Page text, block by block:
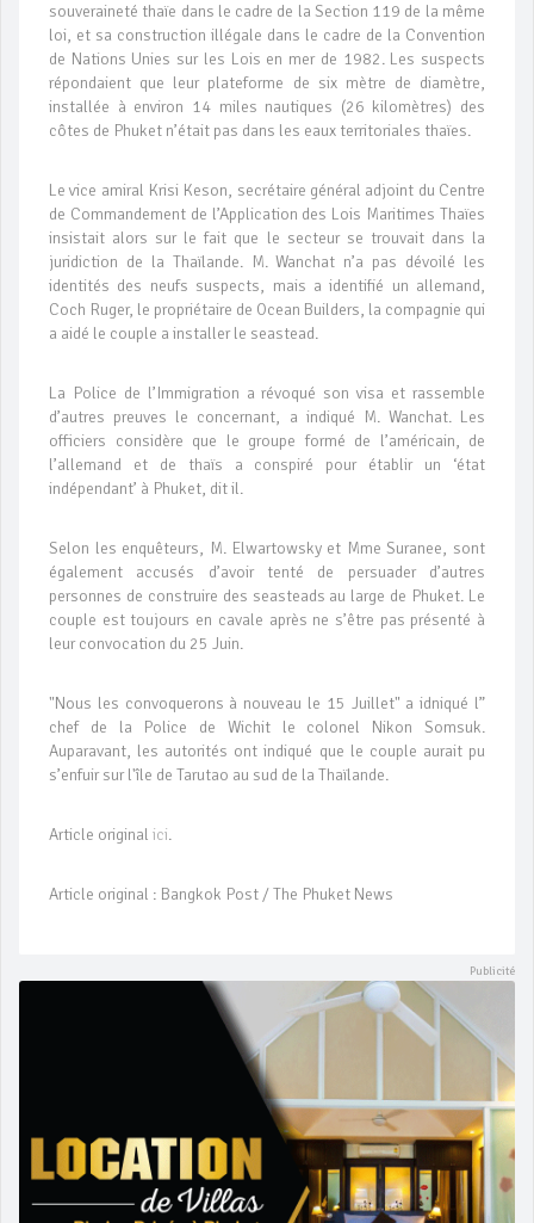
souveraineté thaïe dans le cadre de la Section 119 de la même
loi, et sa construction illégale dans le cadre de la Convention
de Nations Unies sur les Lois en mer de 1982. Les suspects
répondaient que leur plateforme de six mètre de diamètre,
installée à environ 14 miles nautiques (26 kilomètres) des
côtes de Phuket n’était pas dans les eaux territoriales thaïes.
Le vice amiral Krisi Keson, secrétaire général adjoint du Centre
de Commandement de l’Application des Lois Maritimes Thaïes
insistait alors sur le fait que le secteur se trouvait dans la
juridiction de la Thaïlande. M. Wanchat n’a pas dévoilé les
identités des neufs suspects, mais a identifié un allemand,
Coch Ruger, le propriétaire de Ocean Builders, la compagnie qui
a aidé le couple a installer le seastead.
La Police de l’Immigration a révoqué son visa et rassemble
d’autres preuves le concernant, a indiqué M. Wanchat. Les
officiers considère que le groupe formé de l’américain, de
l’allemand et de thaïs a conspiré pour établir un ‘état
indépendant’ à Phuket, dit il.
Selon les enquêteurs, M. Elwartowsky et Mme Suranee, sont
également accusés d’avoir tenté de persuader d’autres
personnes de construire des seasteads au large de Phuket. Le
couple est toujours en cavale après ne s’être pas présenté à
leur convocation du 25 Juin.
"Nous les convoquerons à nouveau le 15 Juillet" a idniqué l”
chef de la Police de Wichit le colonel Nikon Somsuk.
Auparavant, les autorités ont indiqué que le couple aurait pu
s’enfuir sur l'île de Tarutao au sud de la Thaïlande.
Article original ici.
Article original : Bangkok Post / The Phuket News